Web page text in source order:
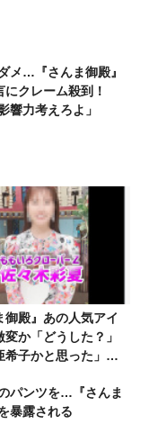
メ…『さんま御殿』
クレーム殺到！
響力考えろよ」
御殿』あの人気アイ
変か「どうした？」
希子かと思った」現
パンツを…『さんま
暴露される